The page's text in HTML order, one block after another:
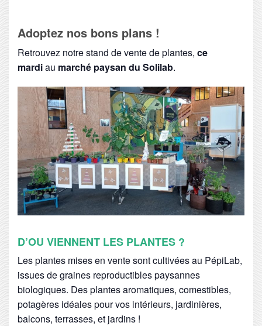
Adoptez nos bons plans !
Retrouvez notre stand de vente de plantes, ce
mardiau marché paysan du Solilab.
D’OU VIENNENT LES PLANTES ?
Les plantes mises en vente sont cultivées au PépiLab,
issues de graines reproductibles paysannes
biologiques. Des plantes aromatiques, comestibles,
potagères idéales pour vos intérieurs, jardinières,
balcons, terrasses, et jardins !